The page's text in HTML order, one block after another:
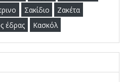
Σακίδιο
Ζακέτα
έδρας Κασκόλ